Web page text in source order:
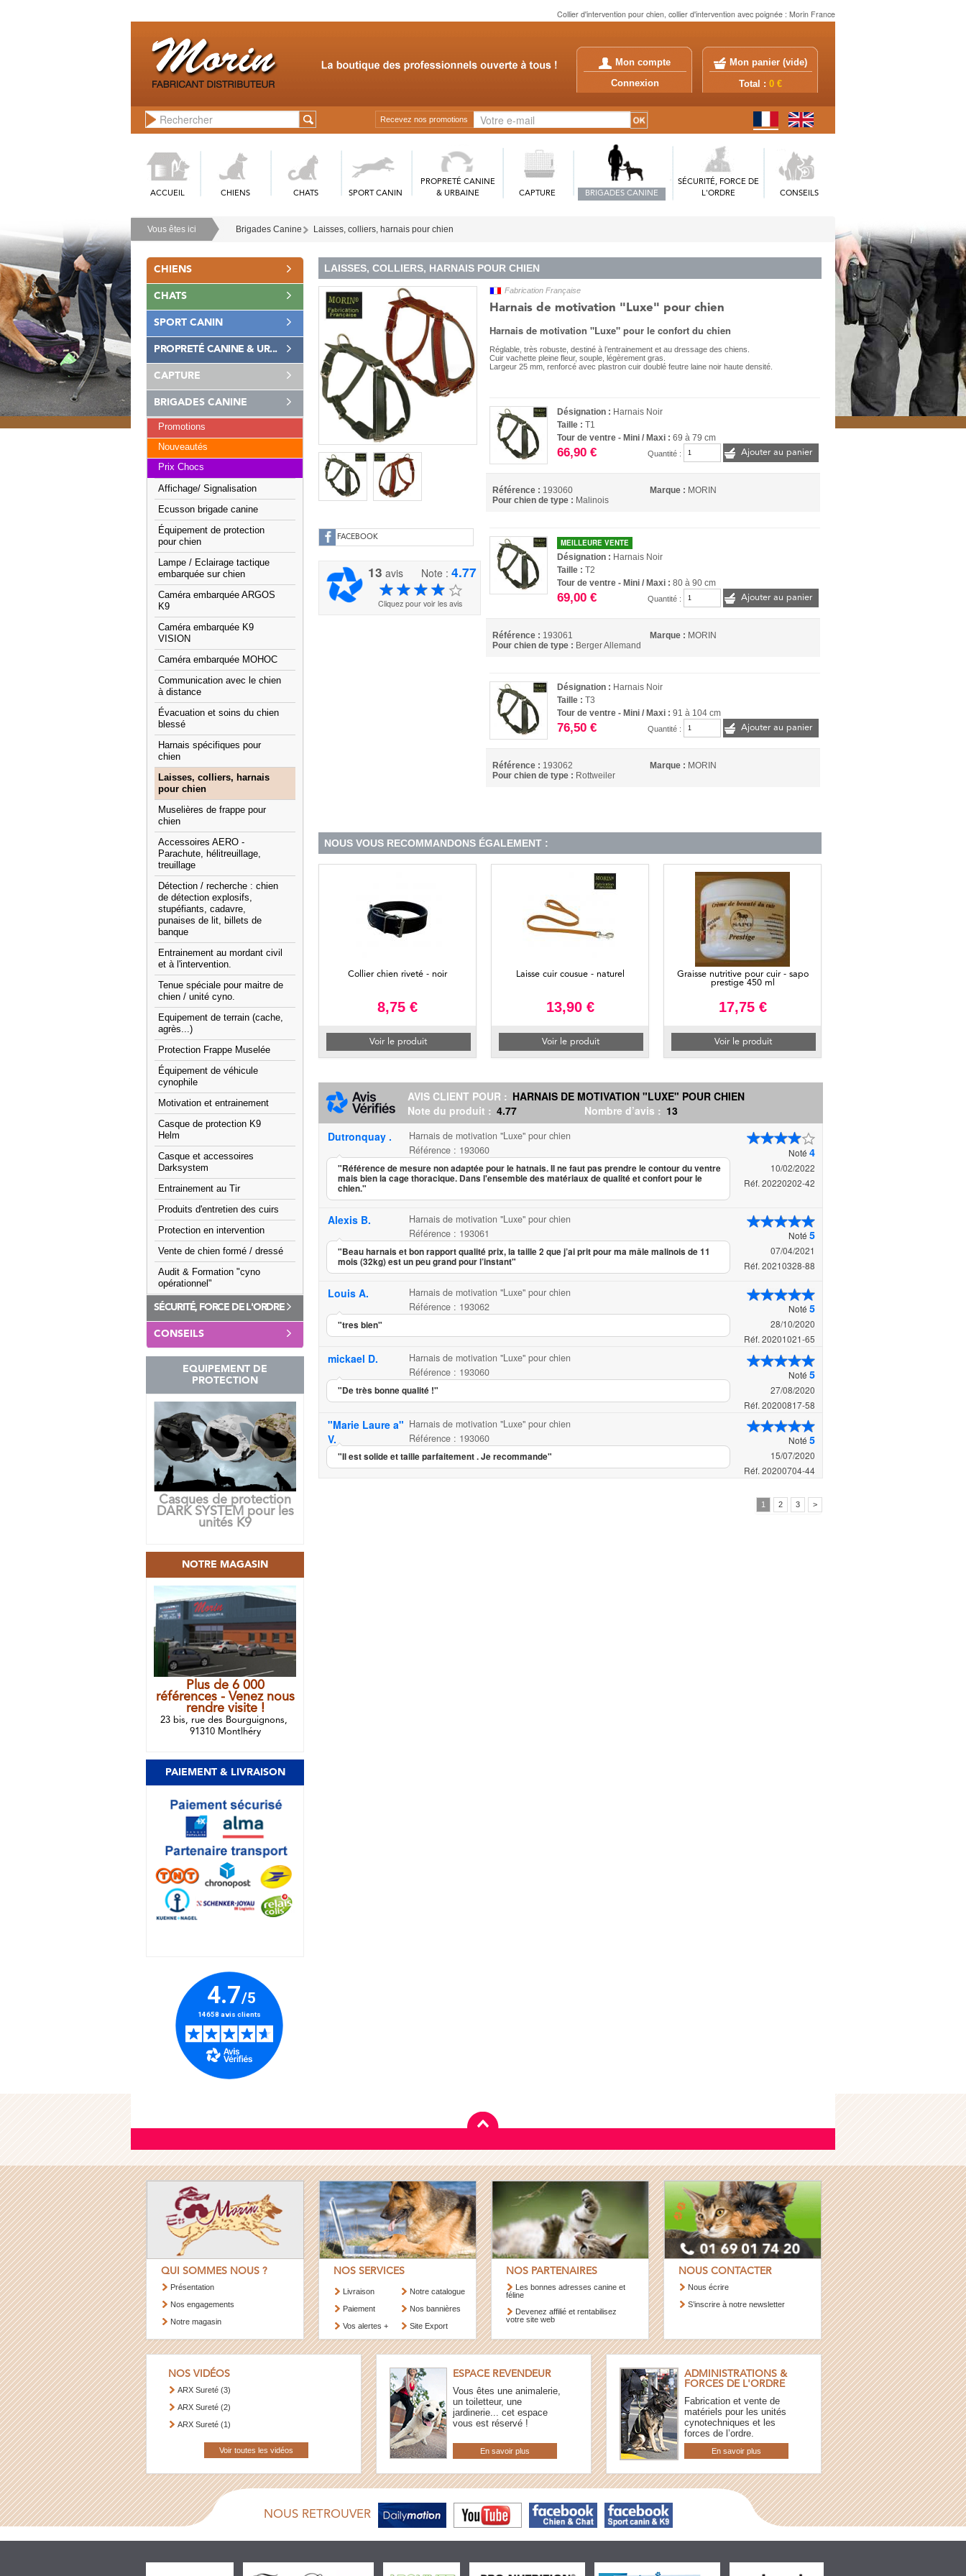
Collier d'intervention pour chien, collier d'intervention avec poignée : Morin France
Mon compte
Connexion
Mon panier (vide)
Total : 0 €
Recevez nos promotions
ACCUEIL CHIENS CHATS SPORT CANIN
PROPRETÉ CANINE
& URBAINE
CAPTURE BRIGADES CANINE
SÉCURITÉ, FORCE DE
L'ORDRE
CONSEILS
Vous êtes ici Brigades Canine Laisses, colliers, harnais pour chien
CHIENS
CHATS
SPORT CANIN
PROPRETÉ CANINE & UR...
CAPTURE
BRIGADES CANINE
Promotions
Nouveautés
Prix Chocs
Affichage/ Signalisation
Ecusson brigade canine
Équipement de protection
pour chien
Lampe / Eclairage tactique
embarquée sur chien
Caméra embarquée ARGOS
K9
Caméra embarquée K9
VISION
Caméra embarquée MOHOC
Communication avec le chien
à distance
Évacuation et soins du chien
blessé
Harnais spécifiques pour
chien
Laisses, colliers, harnais
pour chien
Muselières de frappe pour
chien
Accessoires AERO -
Parachute, hélitreuillage,
treuillage
Détection / recherche : chien
de détection explosifs,
stupéfiants, cadavre,
punaises de lit, billets de
banque
Entrainement au mordant civil
et à l'intervention.
Tenue spéciale pour maitre de
chien / unité cyno.
Equipement de terrain (cache,
agrès...)
Protection Frappe Muselée
Équipement de véhicule
cynophile
Motivation et entrainement
Casque de protection K9
Helm
Casque et accessoires
Darksystem
Entrainement au Tir
Produits d'entretien des cuirs
Protection en intervention
Vente de chien formé / dressé
Audit & Formation "cyno
opérationnel"
SÉCURITÉ, FORCE DE L'ORDRE
CONSEILS
EQUIPEMENT DE
PROTECTION
Casques de protection
DARK SYSTEM pour les
unités K9
NOTRE MAGASIN
Plus de 6 000
références - Venez nous
rendre visite !
23 bis, rue des Bourguignons,
91310 Montlhéry
PAIEMENT & LIVRAISON
LAISSES, COLLIERS, HARNAIS POUR CHIEN
FACEBOOK
13 avis Note :4.77
Cliquez pour voir les avis
Fabrication Française
Harnais de motivation "Luxe" pour chien
Harnais de motivation "Luxe" pour le confort du chien
Réglable, très robuste, destiné à l’entrainement et au dressage des chiens.
Cuir vachette pleine fleur, souple, légèrement gras.
Largeur 25 mm, renforcé avec plastron cuir doublé feutre laine noir haute densité.
Désignation : Harnais Noir
Taille :T1
Tour de ventre - Mini / Maxi :69 à 79 cm
66,90 € Quantité : Ajouter au panier
Référence : 193060 Marque : MORIN
Pour chien de type : Malinois
MEILLEURE VENTE
Désignation : Harnais Noir
Taille :T2
Tour de ventre - Mini / Maxi :80 à 90 cm
69,00 € Quantité : Ajouter au panier
Référence : 193061 Marque : MORIN
Pour chien de type : Berger Allemand
Désignation : Harnais Noir
Taille :T3
Tour de ventre - Mini / Maxi :91 à 104 cm
76,50 € Quantité : Ajouter au panier
Référence : 193062 Marque : MORIN
Pour chien de type : Rottweiler
NOUS VOUS RECOMMANDONS ÉGALEMENT :
Collier chien riveté - noir
8,75 €
Voir le produit
Laisse cuir cousue - naturel
13,90 €
Voir le produit
Graisse nutritive pour cuir - sapo
prestige 450 ml
17,75 €
Voir le produit
AVIS CLIENT POUR : HARNAIS DE MOTIVATION "LUXE" POUR CHIEN
Note du produit : 4.77 Nombre d’avis : 13
Noté 4
10/02/2022
Réf. 20220202-42
Dutronquay .
Harnais de motivation "Luxe" pour chien
Référence : 193060
"Référence de mesure non adaptée pour le hatnais. Il ne faut pas prendre le contour du ventre
mais bien la cage thoracique. Dans l'ensemble des matériaux de qualité et confort pour le
chien."
Noté 5
07/04/2021
Réf. 20210328-88
Alexis B.
Harnais de motivation "Luxe" pour chien
Référence : 193061
"Beau harnais et bon rapport qualité prix, la taille 2 que j’ai prit pour ma mâle malinois de 11
mois (32kg) est un peu grand pour l’instant"
Noté 5
28/10/2020
Réf. 20201021-65
Louis A.
Harnais de motivation "Luxe" pour chien
Référence : 193062
"tres bien"
Noté 5
27/08/2020
Réf. 20200817-58
mickael D.
Harnais de motivation "Luxe" pour chien
Référence : 193060
"De très bonne qualité !"
Noté 5
15/07/2020
Réf. 20200704-44
"Marie Laure a"
V.
Harnais de motivation "Luxe" pour chien
Référence : 193060
"Il est solide et taille parfaitement . Je recommande"
1 2 3 >
QUI SOMMES NOUS ?
Présentation
Nos engagements
Notre magasin
NOS SERVICES
Livraison
Paiement
Vos alertes +
Notre catalogue
Nos bannières
Site Export
NOS PARTENAIRES
Les bonnes adresses canine et
féline
Devenez affilié et rentabilisez
votre site web
NOUS CONTACTER
Nous écrire
S’inscrire à notre newsletter
NOS VIDÉOS
ARX Sureté (3)
ARX Sureté (2)
ARX Sureté (1)
Voir toutes les vidéos
ESPACE REVENDEUR
Vous êtes une animalerie,
un toiletteur, une
jardinerie... cet espace
vous est réservé !
En savoir plus
ADMINISTRATIONS &
FORCES DE L'ORDRE
Fabrication et vente de
matériels pour les unités
cynotechniques et les
forces de l’ordre.
En savoir plus
NOUS RETROUVER